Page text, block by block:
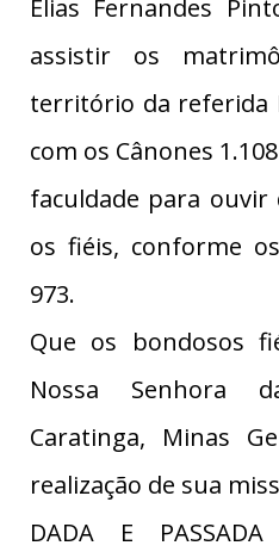
Elias Fernandes
assistir os
território da referida
com os Cânones
faculdade para ouvir
os fiéis, conforme
973.
Que os bondosos
Nossa Senhora
Caratinga, Minas
realização de sua
DADA E